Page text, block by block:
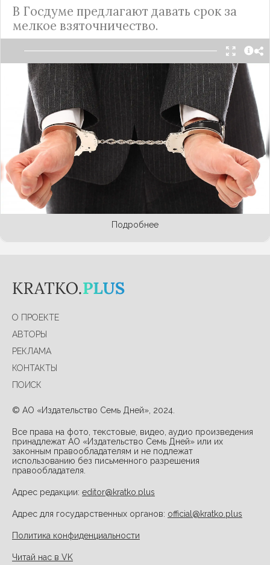
В Госдуме предлагают давать срок за
мелкое взяточничество.
Очень серьезные последствия могут грозить в
ближайшем тем, кто берет небольшие взятки. В
Госдуме решили усилить уголовную
ответственность за такое преступление:
появился законопроект о лишении свободы от 3
до 4 лет за взятку до 10 тыс. рублей. Об этом
заявил председатель комиссии Госдумы по
расследованию фактов вмешательства во
внутренние дела РФ Василий Пискарев в своем
Telegram-канале, сообщает
Подробнее
О ПРОЕКТЕ
АВТОРЫ
РЕКЛАМА
КОНТАКТЫ
ПОИСК
© АО «Издательство Семь Дней», 2024.
Все права на фото, текстовые, видео, аудио произведения
принадлежат АО «Издательство Семь Дней» или их
законным правообладателям и не подлежат
использованию без письменного разрешения
правообладателя.
Адрес редакции: editor@kratko.plus
Адрес для государственных органов: official@kratko.plus
Политика конфиденциальности
Читай нас в VK